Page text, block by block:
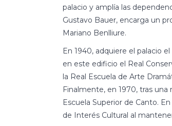
palacio y amplía las
Gustavo Bauer, encarga un
Mariano Benlliure.
En 1940, adquiere el palacio
en este edificio el Real
la Real Escuela de Arte
Finalmente, en 1970, tras
Escuela Superior de Canto.
de Interés Cultural al